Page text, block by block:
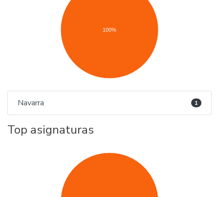
100%
Navarra 1
Top asignaturas